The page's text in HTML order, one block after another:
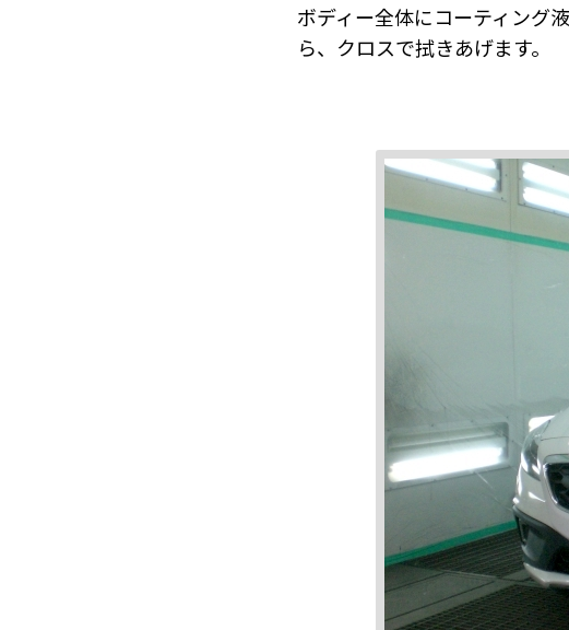
ボディー全体にコーティング
ら、クロスで拭きあげます。